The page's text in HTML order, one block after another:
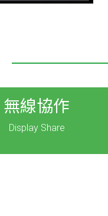
無線協作
Display Share